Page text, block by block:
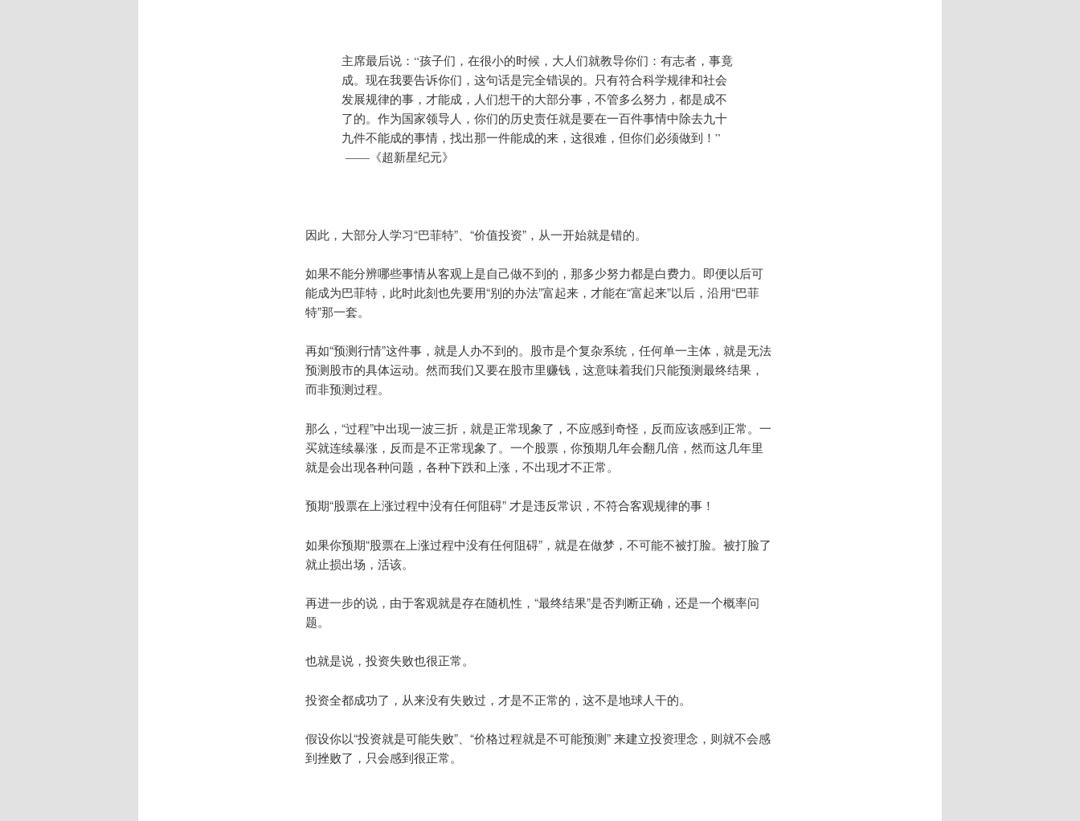
主席最后说：“孩子们，在很小的时候，大人们就教导你们：有志者，事竟
成。现在我要告诉你们，这句话是完全错误的。只有符合科学规律和社会
发展规律的事，才能成，人们想干的大部分事，不管多么努力，都是成不
了的。作为国家领导人，你们的历史责任就是要在一百件事情中除去九十
九件不能成的事情，找出那一件能成的来，这很难，但你们必须做到！”
——《超新星纪元》
因此，大部分人学习“巴菲特”、“价值投资”，从一开始就是错的。
如果不能分辨哪些事情从客观上是自己做不到的，那多少努力都是白费力。即便以后可
能成为巴菲特，此时此刻也先要用“别的办法”富起来，才能在“富起来”以后，沿用“巴菲
特”那一套。
再如“预测行情”这件事，就是人办不到的。股市是个复杂系统，任何单一主体，就是无法
预测股市的具体运动。然而我们又要在股市里赚钱，这意味着我们只能预测最终结果，
而非预测过程。
那么，“过程”中出现一波三折，就是正常现象了，不应感到奇怪，反而应该感到正常。一
买就连续暴涨，反而是不正常现象了。一个股票，你预期几年会翻几倍，然而这几年里
就是会出现各种问题，各种下跌和上涨，不出现才不正常。
预期“股票在上涨过程中没有任何阻碍” 才是违反常识，不符合客观规律的事！
如果你预期“股票在上涨过程中没有任何阻碍”，就是在做梦，不可能不被打脸。被打脸了
就止损出场，活该。
再进一步的说，由于客观就是存在随机性，“最终结果”是否判断正确，还是一个概率问
题。
也就是说，投资失败也很正常。
投资全都成功了，从来没有失败过，才是不正常的，这不是地球人干的。
假设你以“投资就是可能失败”、“价格过程就是不可能预测” 来建立投资理念，则就不会感
到挫败了，只会感到很正常。